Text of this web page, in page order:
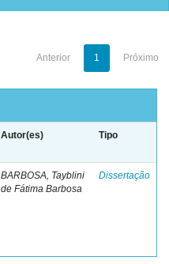
Anterior 1 Próximo
Autor(es) Tipo
BARBOSA, Tayblini
de Fátima Barbosa
Dissertação